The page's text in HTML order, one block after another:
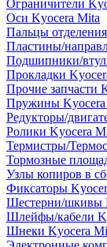
Ограничители
Оси Kyocera Mita
Пальцы
Пластины/
Подшипники/
Прокладки
Прочие запчасти
Пружины Kyocera
Редукторы/
Ролики Kyocera
Термистры/
Тормозные
Узлы копиров в
Фиксаторы
Шестерни/шкивы
Шлейфы/кабели
Шнеки Kyocera